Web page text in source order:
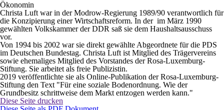
Ökonomin
Christa Luft war in der Modrow-Regierung 1989/90 verantwortlich für
die Konzipierung einer Wirtschaftsreform. In der im März 1990
gewählten Volkskammer der DDR saß sie dem Haushaltsausschuss
vor.
Von 1994 bis 2002 war sie direkt gewählte Abgeordnete für die PDS
im Deutschen Bundestag. Christa Luft ist Mitglied des Trägervereins
sowie ehemaliges Mitglied des Vorstandes der Rosa-Luxemburg-
Stiftung. Sie arbeitet als freie Publizistin.
2019 veröffentlichte sie als Online-Publikation der Rosa-Luxemburg-
Stiftung den Text "Für eine soziale Bodenordnung. Wie der
Grundbesitz schrittweise dem Markt entzogen werden kann."
Diese Seite drucken